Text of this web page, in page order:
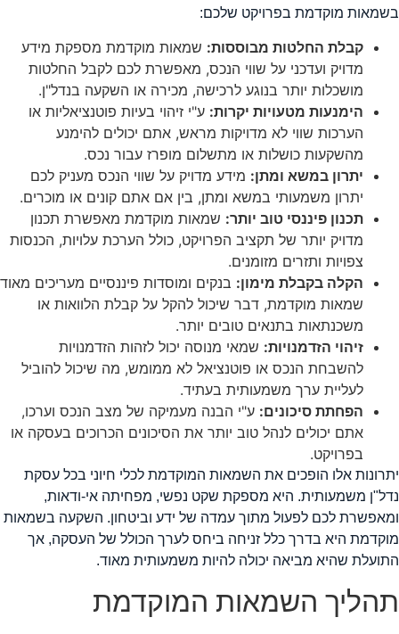
מוקדמת בפרויקט שלכם:
קבלת החלטות מבוססות:שמאות מוקדמת מספקת מידע
מדויק ועדכני על שווי הנכס, מאפשרת לכם לקבל החלטות
מושכלות יותר בנוגע לרכישה, מכירה או השקעה בנדל"ן.
הימנעות מטעויות יקרות:ע"י זיהוי בעיות פוטנציאליות או
הערכות שווי לא מדויקות מראש, אתם יכולים להימנע
מהשקעות כושלות או מתשלום מופרז עבור נכס.
יתרון במשא ומתן:מידע מדויק על שווי הנכס מעניק לכם
יתרון משמעותי במשא ומתן, בין אם אתם קונים או מוכרים.
תכנון פיננסי טוב יותר:שמאות מוקדמת מאפשרת תכנון
מדויק יותר של תקציב הפרויקט, כולל הערכת עלויות, הכנסות
צפויות ותזרים מזומנים.
הקלה בקבלת מימון:בנקים ומוסדות פיננסיים מעריכים מאוד
שמאות מוקדמת, דבר שיכול להקל על קבלת הלוואות או
משכנתאות בתנאים טובים יותר.
זיהוי הזדמנויות:שמאי מנוסה יכול לזהות הזדמנויות
להשבחת הנכס או פוטנציאל לא ממומש, מה שיכול להוביל
לעליית ערך משמעותית בעתיד.
הפחתת סיכונים:ע"י הבנה מעמיקה של מצב הנכס וערכו,
אתם יכולים לנהל טוב יותר את הסיכונים הכרוכים בעסקה או
בפרויקט.
אלו הופכים את השמאות המוקדמת לכלי חיוני בכל עסקת
משמעותית. היא מספקת שקט נפשי, מפחיתה אי-ודאות,
לכם לפעול מתוך עמדה של ידע וביטחון. השקעה בשמאות
היא בדרך כלל זניחה ביחס לערך הכולל של העסקה, אך
שהיא מביאה יכולה להיות משמעותית מאוד.
השמאות המוקדמת